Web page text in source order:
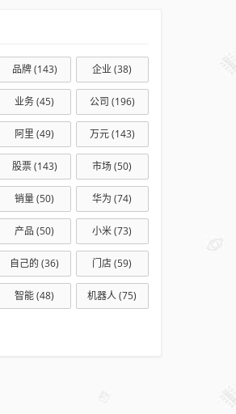
品牌(143) 企业(38)
业务(45) 公司 (196)
阿里 (49) 万元(143)
股票(143) 市场(50)
销量(50) 华为 (74)
产品 (50) 小米(73)
自己的 (36) 门店(59)
智能(48) 机器人(75)